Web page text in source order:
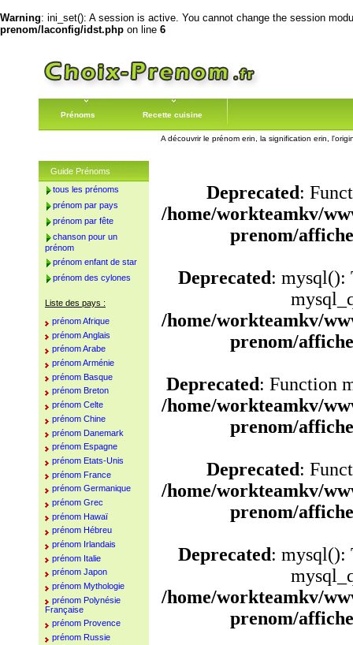
Warning: ini_set(): A session is active. You cannot change the session
prenom/laconfig/idst.php on line 6
Prénoms Recette cuisine
A découvrir le prénom erin, la signification erin,
Deprecated:
/home/workteamkv/
prenom/
Deprecated: mysql():
/home/workteamkv/
prenom/
Deprecated: Function
/home/workteamkv/
prenom/
Deprecated:
/home/workteamkv/
prenom/
Deprecated: mysql():
/home/workteamkv/
prenom/
Guide Prénoms
tous les prénoms
prénom par pays
prénom par fête
chanson pour un
prénom
prénom enfant de star
prénom des cylones
Liste des pays :
prénom Afrique
prénom Anglais
prénom Arabe
prénom Arménie
prénom Basque
prénom Breton
prénom Celte
prénom Chine
prénom Danemark
prénom Espagne
prénom Etats-Unis
prénom France
prénom Germanique
prénom Grec
prénom Hawaï
prénom Hébreu
prénom Irlandais
prénom Italie
prénom Japon
prénom Mythologie
prénom Polynésie
Française
prénom Provence
prénom Russie